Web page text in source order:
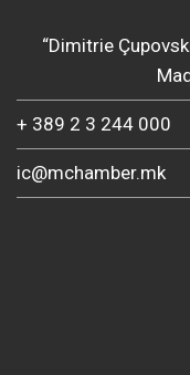
“Dimitrie
+ 389 2 3 244 000
ic@mchamber.mk